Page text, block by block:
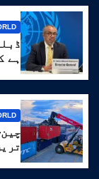
ہے